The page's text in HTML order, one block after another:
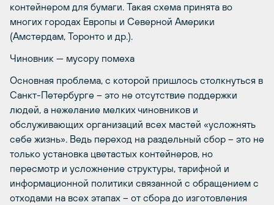
контейнером для бумаги. Такая схема принята во
многих городах Европы и Северной Америки
(Амстердам, Торонто и др.).
Чиновник — мусору помеха
Основная проблема, с которой пришлось столкнуться в
Санкт-Петербурге – это не отсутствие поддержки
людей, а нежелание мелких чиновников и
обслуживающих организаций всех мастей «усложнять
себе жизнь». Ведь переход на раздельный сбор – это не
только установка цветастых контейнеров, но
пересмотр и усложнение структуры, тарифной и
информационной политики связанной с обращением с
отходами на всех этапах – от сбора до изготовления